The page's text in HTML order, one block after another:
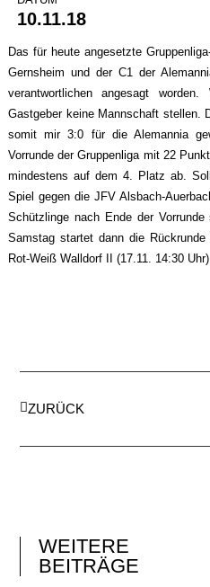
10.11.18
Das für heute angesetzte
Gernsheim und der C1 der
verantwortlichen angesagt
Gastgeber keine Mannschaft stellen.
somit mir 3:0 für die Alemannia
Vorrunde der Gruppenliga mit 22
mindestens auf dem 4. Platz ab.
Spiel gegen die JFV Alsbach-
Schützlinge nach Ende der
Samstag startet dann die
Rot-Weiß Walldorf II (17.11. 14:30 Uhr).
ZURÜCK
WEITERE
BEITRÄGE